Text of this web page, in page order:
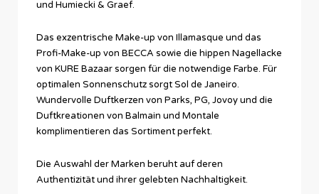
und Humiecki & Graef.
Das exzentrische Make-up von Illamasque und das
Profi-Make-up von BECCA sowie die hippen Nagellacke
von KURE Bazaar sorgen für die notwendige Farbe. Für
optimalen Sonnenschutz sorgt Sol de Janeiro.
Wundervolle Duftkerzen von Parks, PG, Jovoy und die
Duftkreationen von Balmain und Montale
komplimentieren das Sortiment perfekt.
Die Auswahl der Marken beruht auf deren
Authentizität und ihrer gelebten Nachhaltigkeit.